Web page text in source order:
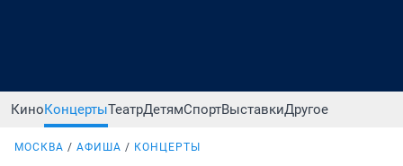
КиноКонцертыТеатрДетямСпортВыставкиДругое
МОСКВА АФИША КОНЦЕРТЫ